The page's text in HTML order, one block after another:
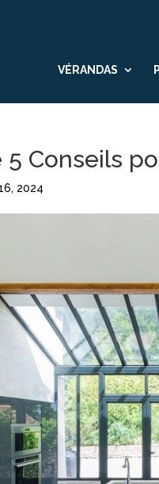
VÉRANDAS
5 Conseils
2024